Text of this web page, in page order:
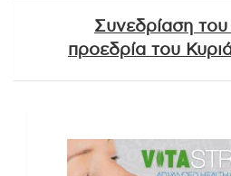
Συνεδρίαση
προεδρία του